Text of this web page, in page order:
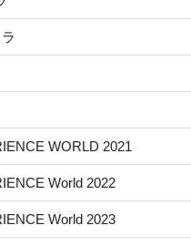
WORLD 2021
World 2022
World 2023